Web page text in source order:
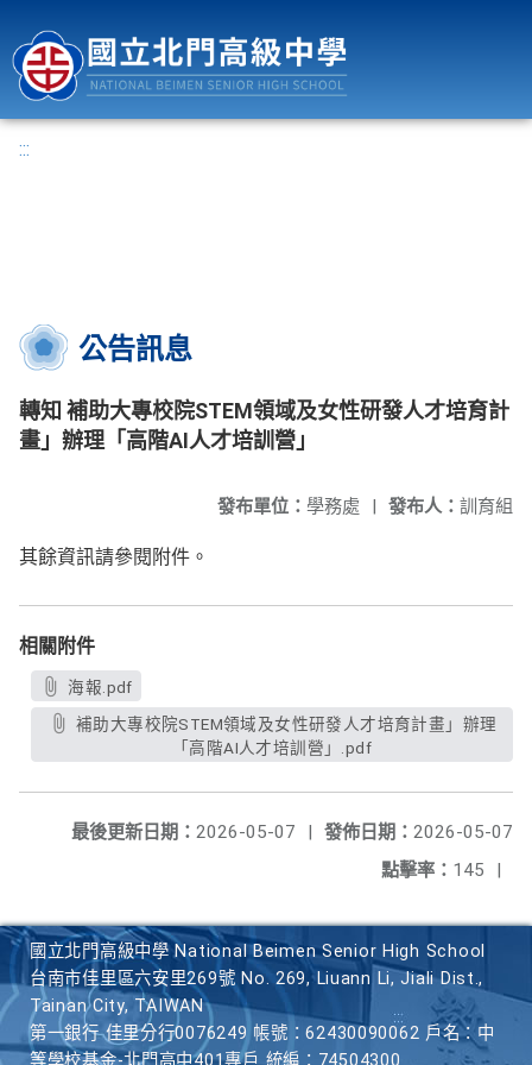
:::
公告訊息
轉知 補助大專校院STEM領域及女性研發人才培育計
畫」辦理「高階AI人才培訓營」
發布人： 訓育組
發布單位： 學務處 |
其餘資訊請參閱附件。
相關附件
海報.pdf
「高階AI人才培訓營」.pdf
發佈日期： 2026-05-07
最後更新日期： 2026-05-07
|
點擊率： 145 |
國立北門高級中學 National Beimen Senior High School
台南市佳里區六安里269號 No. 269, Liuann Li, Jiali Dist.,
Tainan City, TAIWAN
第一銀行 佳里分行0076249 帳號：62430090062 戶名：中
等學校基金-北門高中401專戶 統編：74504300